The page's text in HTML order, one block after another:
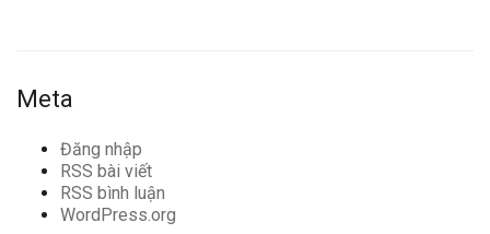
Meta
Đăng nhập
RSS bài viết
RSS bình luận
WordPress.org